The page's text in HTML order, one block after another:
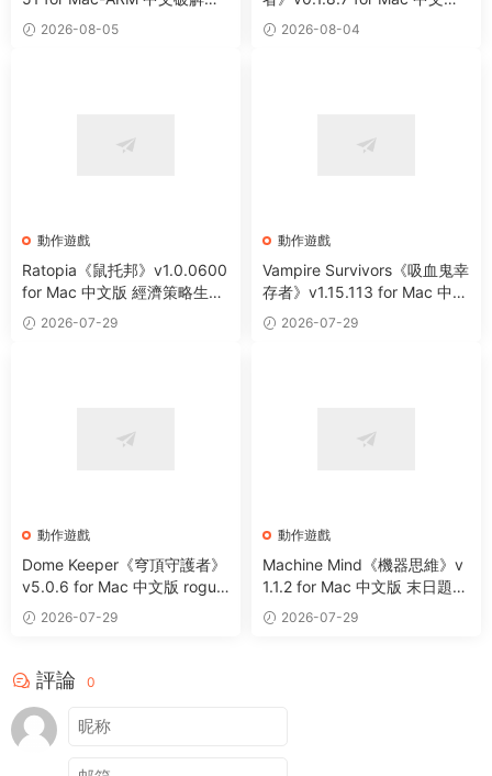
全新地下城類動作冒險遊戲
2026-08-05
肉鴿動作生存類遊戲
2026-08-04
動作遊戲
Ratopia《鼠托邦》v1.0.0600
for Mac 中文版 經濟策略生存
沙盒城市建設模拟遊戲
2026-07-29
動作遊戲
Vampire Survivors《吸血鬼幸
存者》v1.15.113 for Mac 中文
版 像素風動作冒險遊戲
2026-07-29
動作遊戲
Dome Keeper《穹頂守護者》
v5.0.6 for Mac 中文版 roguel
ike采礦休閑動作遊戲
2026-07-29
動作遊戲
Machine Mind《機器思維》v
1.1.2 for Mac 中文版 末日題材
動作遊戲
2026-07-29
評論 0